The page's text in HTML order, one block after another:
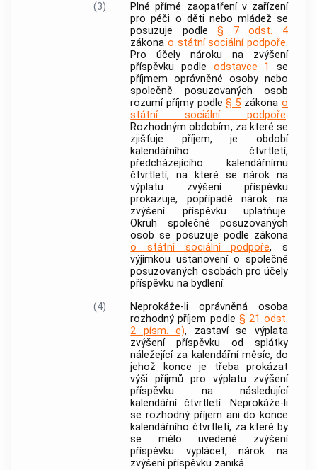
(3)
Plné přímé zaopatření v zařízení
propéči o děti nebo mládež se
posuzuje podle§ 7 odst. 4
zákona o státní sociální podpoře.
Pro účely nároku na zvýšení
příspěvku podle odstavce 1
se
příjmem oprávněné osoby nebo
společně posuzovaných osob
rozumí příjmy podle§ 5zákonao
státní sociální podpoře.
Rozhodným obdobím, za které se
zjišťuje příjem, je období
kalendářního čtvrtletí,
předcházejícího kalendářnímu
čtvrtletí, na které se nárok na
výplatu zvýšení příspěvku
prokazuje, popřípadě nárok na
zvýšení příspěvku uplatňuje.
Okruh společně posuzovaných
osob se posuzuje podle zákona
o státní sociální podpoře, s
výjimkou ustanovení o společně
posuzovaných osobách pro účely
příspěvku na bydlení.
(4)
Neprokáže-li oprávněná osoba
rozhodný příjem podle § 21 odst.
2 písm. e), zastaví se výplata
zvýšení příspěvku od splátky
náležející za kalendářní měsíc, do
jehož konce je třeba prokázat
výši příjmů pro výplatu zvýšení
příspěvku na následující
kalendářní čtvrtletí. Neprokáže-li
se rozhodný příjem ani do konce
kalendářního čtvrtletí, za které by
se mělo uvedené zvýšení
příspěvku vyplácet, nárok na
zvýšení příspěvku zaniká.